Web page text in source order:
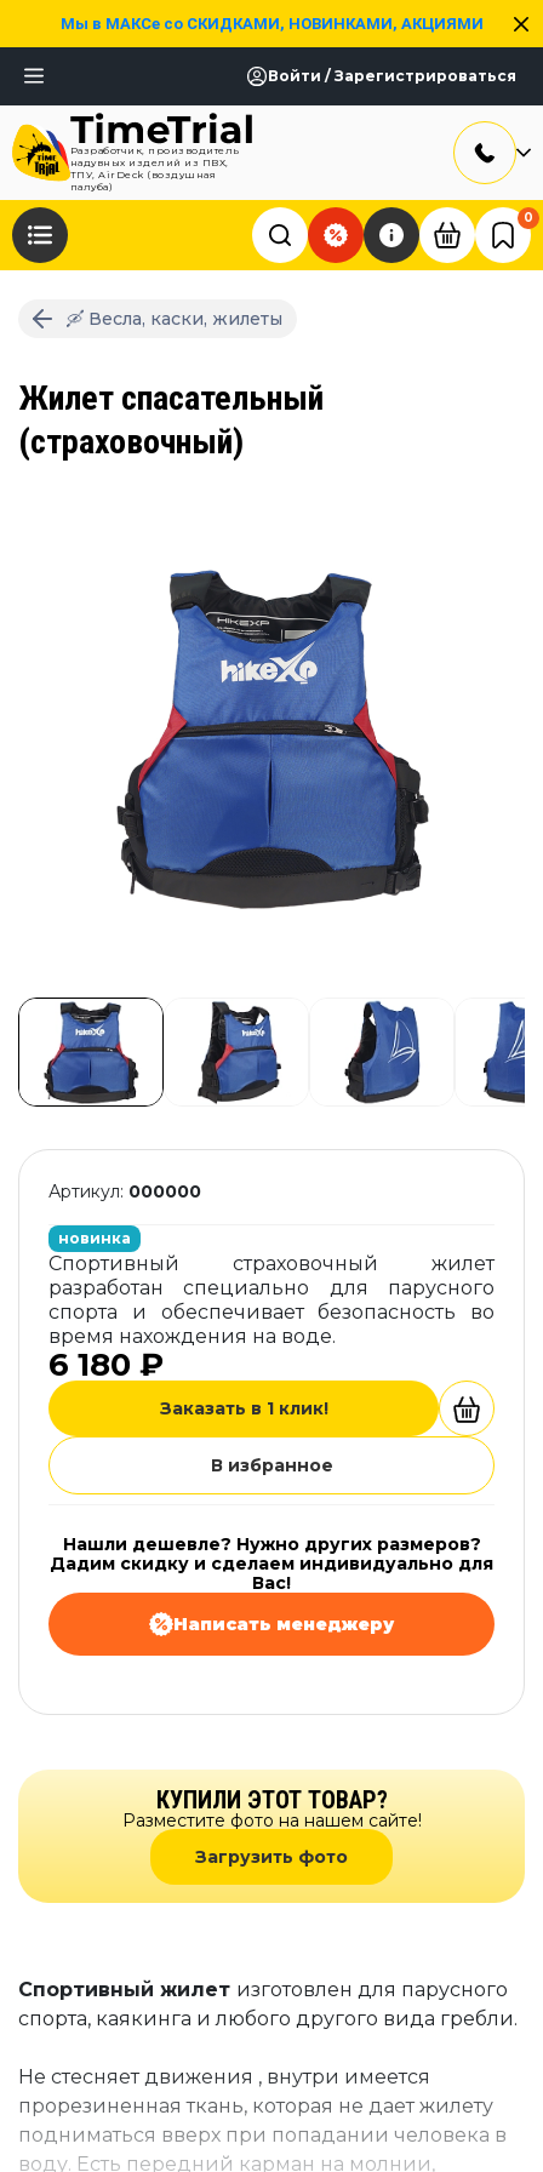
Мы в МАКСе со СКИДКАМИ, НОВИНКАМИ, АКЦИЯМИ
Войти / Зарегистрироваться
Разработчик, производитель
надувных изделий из ПВХ,
ТПУ, AirDeck (воздушная
палуба)
0
🛶 Весла, каски, жилеты
Жилет спасательный
(страховочный)
Артикул: 000000
новинка
Спортивный страховочный жилет
разработан специально для парусного
спорта и обеспечивает безопасность во
время нахождения на воде.
6 180 ₽
Заказать в 1 клик!
В избранное
Нашли дешевле? Нужно других размеров?
Дадим скидку и сделаем индивидуально для
Вас!
Написать менеджеру
КУПИЛИ ЭТОТ ТОВАР?
Разместите фото на нашем сайте!
Загрузить фото
Спортивный жилет изготовлен для парусного
спорта, каякинга и любого другого вида гребли.
Не стесняет движения , внутри имеется
прорезиненная ткань, которая не дает жилету
подниматься вверх при попадании человека в
воду. Есть передний карман на молнии,